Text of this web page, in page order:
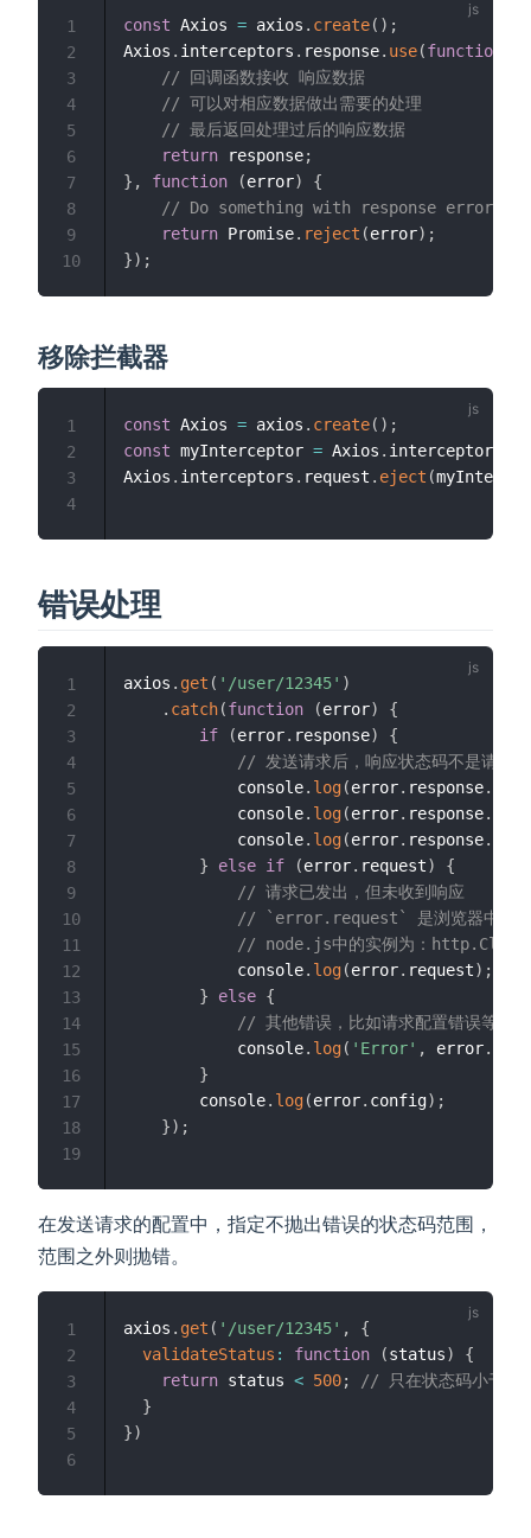
const Axios = axios . create( ) ;
Axios . interceptors . response. use(function
// 回调函数接收 响应数据
// 可以对相应数据做出需要的处理
// 最后返回处理过后的响应数据
return response;
} , function (error)
{
// Do something with response error
return Promise. reject (error) ;
}) ;
1
2
3
4
5
6
7
8
9
10
移除拦截器
const Axios = axios . create( ) ;
const myInterceptor = Axios . interceptors
Axios . interceptors . request . eject (
1
2
3
4
错误处理
axios . get ( '/user/12345' )
. catch(function (error)
{
if
(error. response)
{
// 发送请求后，响应状态码不是请
            console
. log(error. response.
            console
. log(error. response.
            console
. log(error. response.
}
else if (error. request)
{
// 请求已发出，但未收到响应
// `error.request` 是浏览器中的
// node.js中的实例为：
            console
. log(error. request) ;
}
else {
// 其他错误，比如请求配置错误等
            console
. log( 'Error' , error.
}
        console
. log(error. config) ;
}) ;
1
2
3
4
5
6
7
8
9
10
11
12
13
14
15
16
17
18
19
在发送请求的配置中，指定不抛出错误的状态码范围，
范围之外则抛错。
axios . get ( '/user/12345' ,
{
validateStatus : function (status)
{
return status < 500;
// 只在状态码小于
}
})
1
2
3
4
5
6